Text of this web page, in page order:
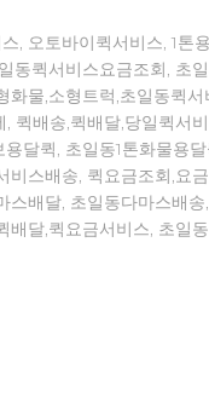
, 오토바이퀵서비스, 1톤
동퀵서비스요금조회, 초
화물,소형트럭,초일동퀵
퀵배송,퀵배달,당일퀵서
달퀵, 초일동1톤화물용
비스배송, 퀵요금조회,요
스배달, 초일동다마스배
배달,퀵요금서비스, 초일